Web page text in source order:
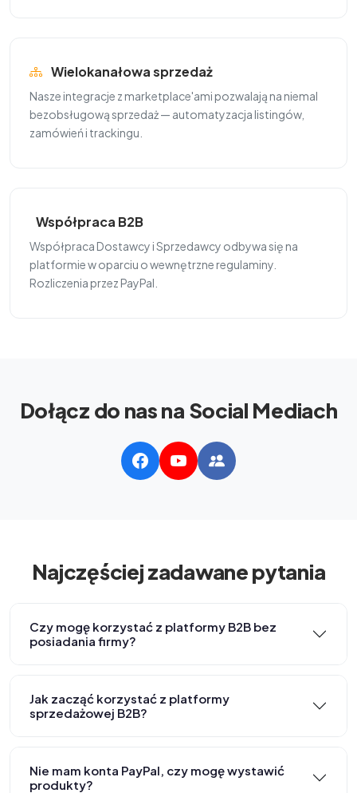
Wielokanałowa sprzedaż
Nasze integracje z marketplace'ami pozwalają na niemal
bezobsługową sprzedaż — automatyzacja listingów,
zamówień i trackingu.
Współpraca B2B
Współpraca Dostawcy i Sprzedawcy odbywa się na
platformie w oparciu o wewnętrzne regulaminy.
Rozliczenia przez PayPal.
Dołącz do nas na Social Mediach
Najczęściej zadawane pytania
Czy mogę korzystać z platformy B2B bez
posiadania firmy?
Jak zacząć korzystać z platformy
sprzedażowej B2B?
Nie mam konta PayPal, czy mogę wystawić
produkty?